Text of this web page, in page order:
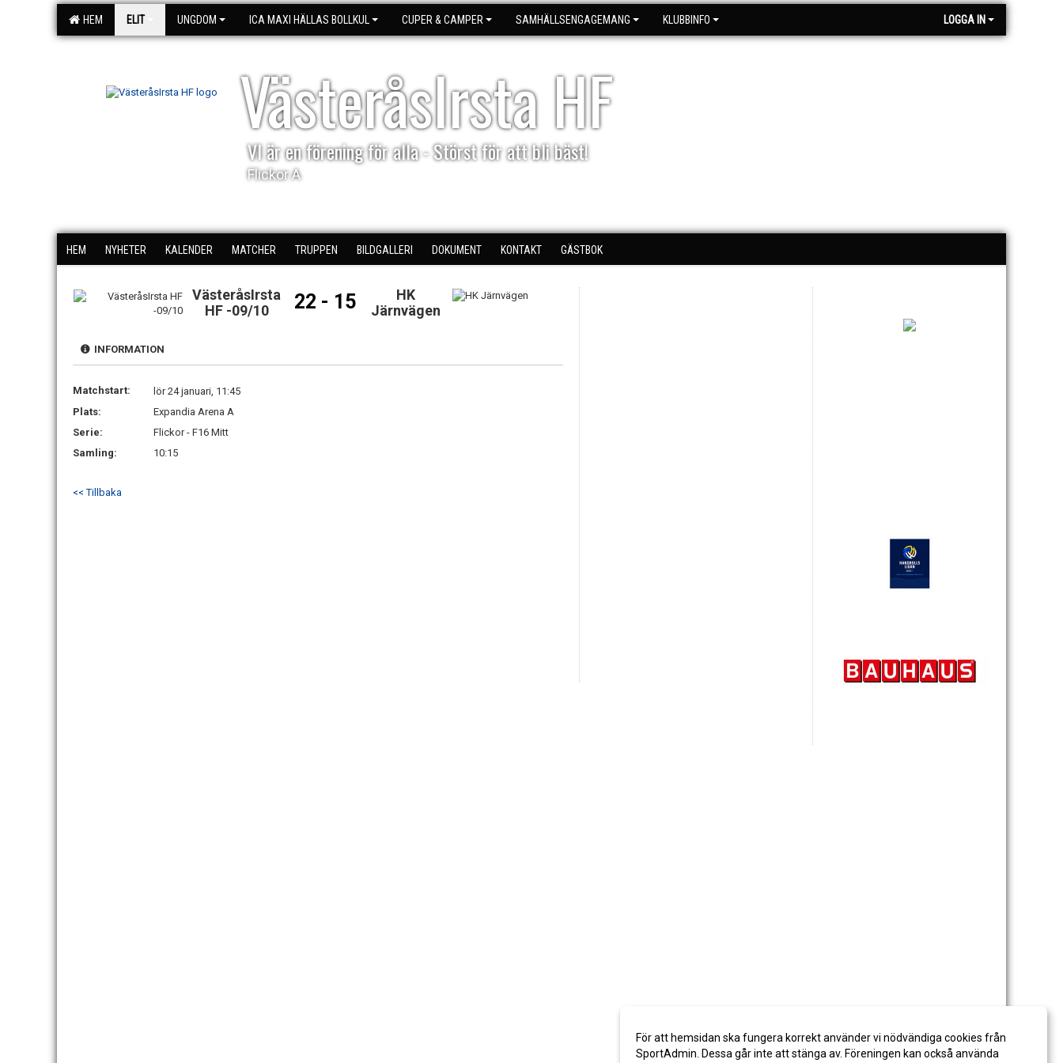
HEM ELIT UNGDOM ICA MAXI HÄLLAS BOLLKUL CUPER & CAMPER SAMHÄLLSENGAGEMANG KLUBBINFO LOGGA IN
VästeråsIrsta HF
VI är en förening för alla - Störst för att bli bäst!
Flickor A
HEM NYHETER KALENDER MATCHER TRUPPEN BILDGALLERI DOKUMENT KONTAKT GÄSTBOK
VästeråsIrsta
HF -09/10
22 - 15
HK
Järnvägen
INFORMATION
Matchstart:
lör 24 januari, 11:45
Plats:
Expandia Arena A
Serie:
Flickor - F16 Mitt
Samling:
10:15
<< Tillbaka
För att hemsidan ska fungera korrekt använder vi nödvändiga cookies från
SportAdmin. Dessa går inte att stänga av. Föreningen kan också använda